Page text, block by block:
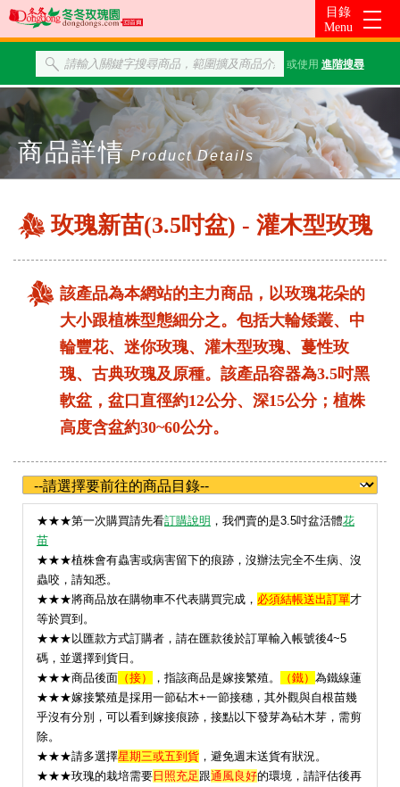
或使用 進階搜尋
商品詳情 Product Details
玫瑰新苗(3.5吋盆) - 灌木型玫瑰
該產品為本網站的主力商品，以玫瑰花朵的
大小跟植株型態細分之。包括大輪矮叢、中
輪豐花、迷你玫瑰、灌木型玫瑰、蔓性玫
瑰、古典玫瑰及原種。該產品容器為3.5吋黑
軟盆，盆口直徑約12公分、深15公分；植株
高度含盆約30~60公分。
★★★第一次購買請先看訂購說明 ，我們賣的是3.5吋盆活體花
苗
★★★植株會有蟲害或病害留下的痕跡，沒辦法完全不生病、沒
蟲咬，請知悉。
★★★將商品放在購物車不代表購買完成， 必須結帳送出訂單才
等於買到。
★★★以匯款方式訂購者，請在匯款後於訂單輸入帳號後4~5
碼，並選擇到貨日。
★★★商品後面 （接） ，指該商品是嫁接繁殖。 （鐵） 為鐵線蓮
★★★嫁接繁殖是採用一節砧木+一節接穗，其外觀與自根苗幾
乎沒有分別，可以看到嫁接痕跡，接點以下發芽為砧木芽，需剪
除。
★★★請多選擇星期三或五到貨 ，避免週末送貨有狀況。
★★★玫瑰的栽培需要日照充足 跟通風良好的環境，請評估後再